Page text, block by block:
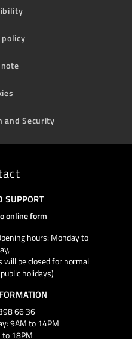
policy
and Security
SUPPORT
online form
hours: Monday to
will be closed for normal
holidays)
66 36
9AM to 14PM
18PM